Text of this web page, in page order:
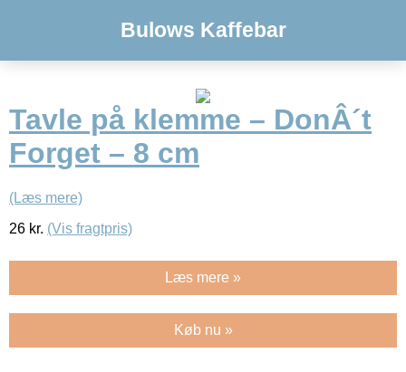
Bulows Kaffebar
Tavle på klemme – DonÂ´t
Forget – 8 cm
(Læs mere)
26 kr. (Vis fragtpris)
Læs mere »
Køb nu »